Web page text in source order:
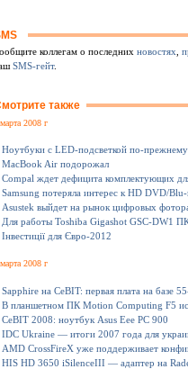
коллегам о последних новостях,
SMS-гейт.
также
2008 г
Ноутбуки с LED-подсветкой по-
MacBook Air подорожал
Compal ждет дефицита комплектующих
Samsung потеряла интерес к HD DVD/
Asustek выйдет на рынок цифровых
Для работы Toshiba Gigashot GSC-DW1
Інвестиції для Євро-2012
2008 г
Sapphire на CeBIT: первая плата на базе
В планшетном ПК Motion Computing F5
CeBIT 2008: ноутбук Asus Eee PC 900
IDC Ukraine — итоги 2007 года для
AMD CrossFireX уже поддерживает
HIS HD 3650 iSilenceIII — адаптер на